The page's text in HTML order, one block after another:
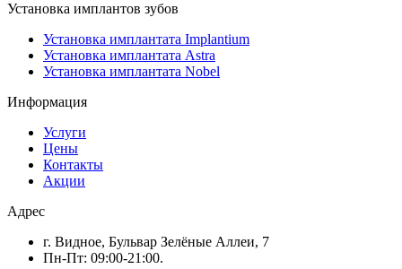
Установка имплантов зубов
Установка имплантата Implantium
Установка имплантата Astra
Установка имплантата Nobel
Информация
Услуги
Цены
Контакты
Акции
Адрес
г. Видное, Бульвар Зелёные Аллеи, 7
Пн-Пт: 09:00-21:00.